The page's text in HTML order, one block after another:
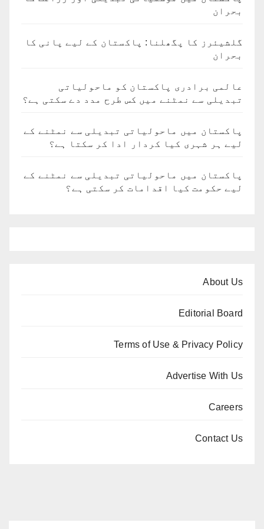
بحران
گلشیئرز کا پگھلنا: پاکستان کے لیے پانی کا
بحران
عالمی برادری پاکستان کو ماحولیاتی
تبدیلی سے نمٹنے میں کس طرح مدد دے سکتی ہے؟
پاکستان میں ماحولیاتی تبدیلی سے نمٹنے کے
لیے ہر شہری کیا کردار ادا کر سکتا ہے؟
پاکستان میں ماحولیاتی تبدیلی سے نمٹنے کے
لیے حکومت کیا اقدامات کر سکتی ہے؟
About Us
Editorial Board
Terms of Use & Privacy Policy
Advertise With Us
Careers
Contact Us